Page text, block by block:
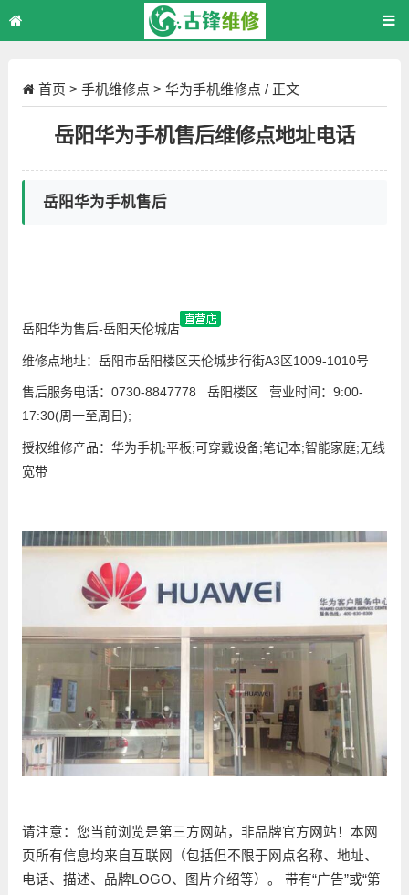
首页 > 手机维修点 > 华为手机维修点 / 正文
岳阳华为手机售后维修点地址电话
岳阳华为手机售后
岳阳华为售后-岳阳天伦城店
维修点地址： 岳阳市岳阳楼区天伦城步行街A3区1009-1010号
售后服务电话： 0730-8847778 岳阳楼区 营业时间： 9:00-
17:30(周一至周日);
授权维修产品：华为手机;平板;可穿戴设备;笔记本;智能家庭;无线
宽带
请注意：您当前浏览是第三方网站，非品牌官方网站！本网
页所有信息均来自互联网（包括但不限于网点名称、地址、
电话、描述、品牌LOGO、图片介绍等）。 带有“广告”或“第